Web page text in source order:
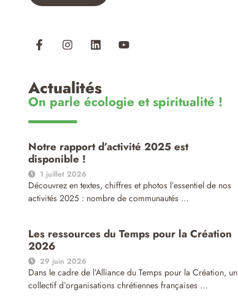
Actualités
On parle écologie et spiritualité !
Notre rapport d’activité 2025 est
disponible !
1 juillet 2026
Découvrez en textes, chiffres et photos l’essentiel de nos
activités 2025 : nombre de communautés …
Les ressources du Temps pour la Création
2026
29 juin 2026
Dans le cadre de l’Alliance du Temps pour la Création, un
collectif d’organisations chrétiennes françaises …